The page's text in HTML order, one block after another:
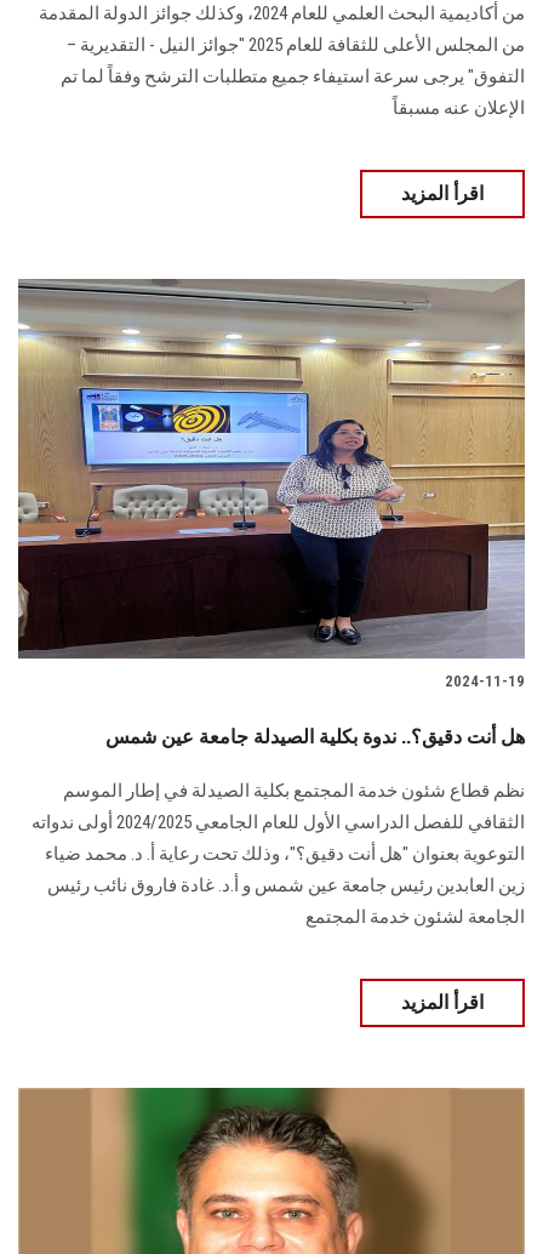
سجل الان
من أكاديمية البحث ‏العلمي للعام 2024، وكذلك جوائز الدولة المقدمة
من المجلس الأعلى للثقافة للعام 2025 "جوائز النيل - التقديرية –
‏التفوق‎"‎ يرجى سرعة استيفاء جميع متطلبات الترشح وفقاً لما تم
الإعلان عنه مسبقاً
اقرأ المزيد
2024-11-19
هل أنت دقيق؟.. ندوة بكلية الصيدلة جامعة عين شمس
نظم قطاع شئون خدمة المجتمع بكلية الصيدلة في إطار الموسم
‏الثقافي للفصل الدراسي الأول للعام الجامعي 2024/2025 أولى ندواته
التوعوية بعنوان "هل ‏أنت دقيق؟"، وذلك تحت رعاية أ. د. محمد ضياء
زين العابدين رئيس جامعة عين شمس و أ.د. غادة فاروق نائب رئيس
الجامعة لشئون خدمة المجتمع
اقرأ المزيد